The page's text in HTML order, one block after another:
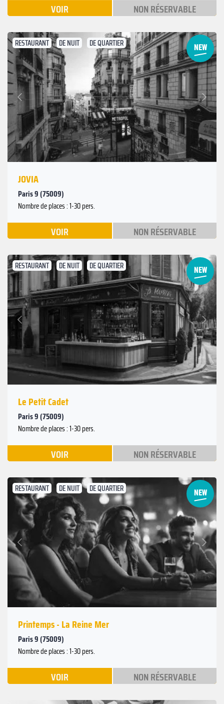
VOIR NON RÉSERVABLE
RESTAURANT DE NUIT DE QUARTIER
Précédent
Suivant
JOVIA
Paris 9 (75009)
Nombre de places : 1-30 pers.
VOIR NON RÉSERVABLE
RESTAURANT DE NUIT DE QUARTIER
Précédent
Suivant
Le Petit Cadet
Paris 9 (75009)
Nombre de places : 1-30 pers.
VOIR NON RÉSERVABLE
RESTAURANT DE NUIT DE QUARTIER
Précédent
Suivant
Printemps - La Reine Mer
Paris 9 (75009)
Nombre de places : 1-30 pers.
VOIR NON RÉSERVABLE